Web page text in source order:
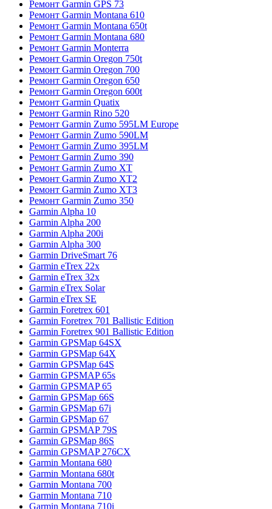
Ремонт Garmin GPS 73
Ремонт Garmin Montana 610
Ремонт Garmin Montana 650t
Ремонт Garmin Montana 680
Ремонт Garmin Monterra
Ремонт Garmin Oregon 750t
Ремонт Garmin Oregon 700
Ремонт Garmin Oregon 650
Ремонт Garmin Oregon 600t
Ремонт Garmin Quatix
Ремонт Garmin Rino 520
Ремонт Garmin Zumo 595LM Europe
Ремонт Garmin Zumo 590LM
Ремонт Garmin Zumo 395LM
Ремонт Garmin Zumo 390
Ремонт Garmin Zumo XT
Ремонт Garmin Zumo XT2
Ремонт Garmin Zumo XT3
Ремонт Garmin Zumo 350
Garmin Alpha 10
Garmin Alpha 200
Garmin Alpha 200i
Garmin Alpha 300
Garmin DriveSmart 76
Garmin eTrex 22x
Garmin eTrex 32x
Garmin eTrex Solar
Garmin eTrex SE
Garmin Foretrex 601
Garmin Foretrex 701 Ballistic Edition
Garmin Foretrex 901 Ballistic Edition
Garmin GPSMap 64SX
Garmin GPSMap 64X
Garmin GPSMap 64S
Garmin GPSMAP 65s
Garmin GPSMAP 65
Garmin GPSMap 66S
Garmin GPSMap 67i
Garmin GPSMap 67
Garmin GPSMAP 79S
Garmin GPSMap 86S
Garmin GPSMAP 276CX
Garmin Montana 680
Garmin Montana 680t
Garmin Montana 700
Garmin Montana 710
Garmin Montana 710i